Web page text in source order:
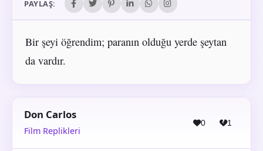
PAYLAŞ:
Bir şeyi öğrendim; paranın olduğu yerde şeytan
da vardır.
Don Carlos
Film Replikleri
0 1